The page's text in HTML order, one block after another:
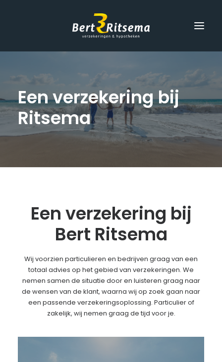
Verzekeringen
Hypotheek
Schade
Eenverzekeringbij
Ritsema
Een verzekering bij
Bert Ritsema
Wij voorzien particulieren en bedrijven graag van een
totaal advies op het gebied van verzekeringen. We
nemen samen de situatie door en luisteren graag naar
de wensen van de klant, waarna wij op zoek gaan naar
een passende verzekeringsoplossing. Particulier of
zakelijk, wij nemen graag de tijd voor je.